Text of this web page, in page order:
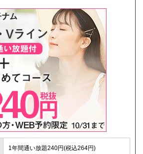
1年間通い放題240円(税込264円)